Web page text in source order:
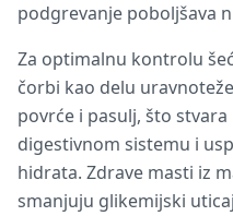
podgrevanje poboljšava
Za optimalnu kontrolu
čorbi kao delu
povrće i pasulj, što
digestivnom sistemu i
hidrata. Zdrave masti iz
smanjuju glikemijski